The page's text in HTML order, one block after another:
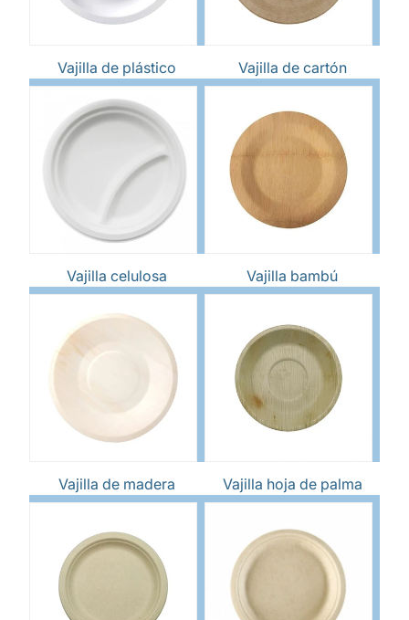
Vajilla de plástico Vajilla de cartón
Vajilla celulosa Vajilla bambú
Vajilla de madera Vajilla hoja de palma